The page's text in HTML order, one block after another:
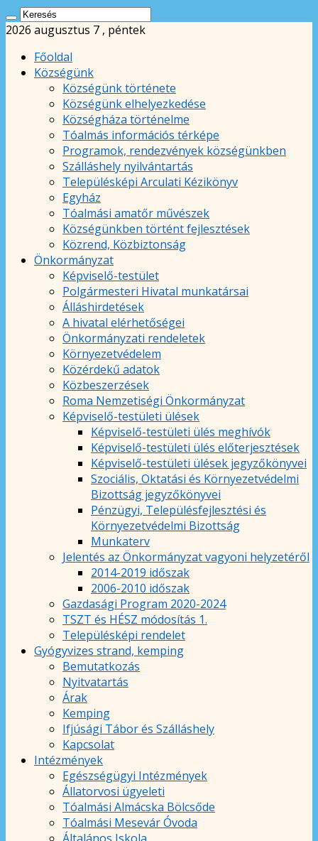
2026 augusztus 7 , péntek
Főoldal
Községünk
Községünk története
Községünk elhelyezkedése
Községháza történelme
Tóalmás információs térképe
Programok, rendezvények községünkben
Szálláshely nyilvántartás
Településképi Arculati Kézikönyv
Egyház
Tóalmási amatőr művészek
Községünkben történt fejlesztések
Közrend, Közbiztonság
Önkormányzat
Képviselő-testület
Polgármesteri Hivatal munkatársai
Álláshirdetések
A hivatal elérhetőségei
Önkormányzati rendeletek
Környezetvédelem
Közérdekű adatok
Közbeszerzések
Roma Nemzetiségi Önkormányzat
Képviselő-testületi ülések
Képviselő-testületi ülés meghívók
Képviselő-testületi ülés előterjesztések
Képviselő-testületi ülések jegyzőkönyvei
Szociális, Oktatási és Környezetvédelmi
Bizottság jegyzőkönyvei
Pénzügyi, Településfejlesztési és
Környezetvédelmi Bizottság
Munkaterv
Jelentés az Önkormányzat vagyoni helyzetéről
2014-2019 időszak
2006-2010 időszak
Gazdasági Program 2020-2024
TSZT és HÉSZ módosítás 1.
Településképi rendelet
Gyógyvizes strand, kemping
Bemutatkozás
Nyitvatartás
Árak
Kemping
Ifjúsági Tábor és Szálláshely
Kapcsolat
Intézmények
Egészségügyi Intézmények
Állatorvosi ügyeleti
Tóalmási Almácska Bölcsőde
Tóalmási Mesevár Óvoda